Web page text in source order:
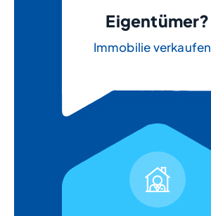
Eigentümer?
Immobilie verkaufen